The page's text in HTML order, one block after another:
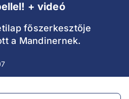
+ videó
főszerkesztője
a Mandinernek.